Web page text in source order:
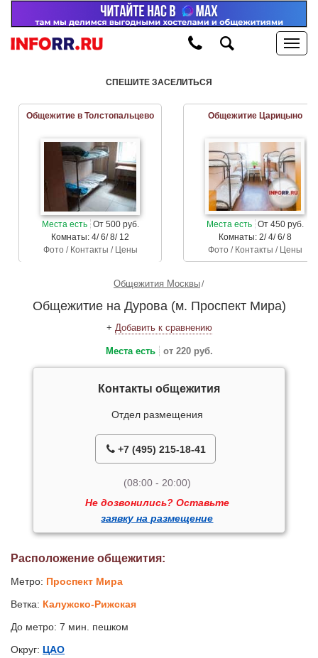
СПЕШИТЕ ЗАСЕЛИТЬСЯ
Общежитие в Толстопальцево
Места есть От 500 руб.
Комнаты: 4/ 6/ 8/ 12
Фото / Контакты / Цены
Общежитие Царицыно
Места есть От 450 руб.
Комнаты: 2/ 4/ 6/ 8
Фото / Контакты / Цены
Общежития Москвы
Общежитие на Дурова (м. Проспект Мира)
+ Добавить к сравнению
Места есть от 220 руб.
Контакты общежития
Отдел размещения
+7 (495) 215-18-41
(08:00 - 20:00)
Не дозвонились? Оставьте
заявку на размещение
Расположение общежития:
Метро: Проспект Мира
Ветка: Калужско-Рижская
До метро: 7 мин. пешком
Округ: ЦАО